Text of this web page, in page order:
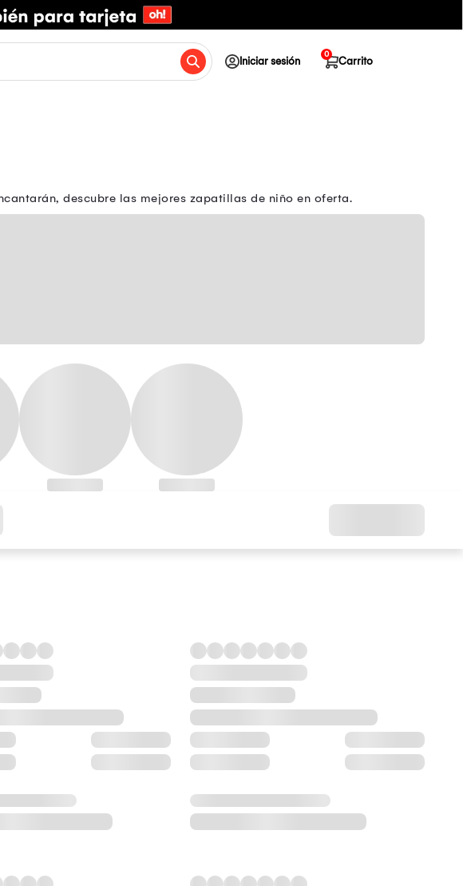
Iniciar sesión Carrito
0
descubre las mejores zapatillas de niño en oferta.